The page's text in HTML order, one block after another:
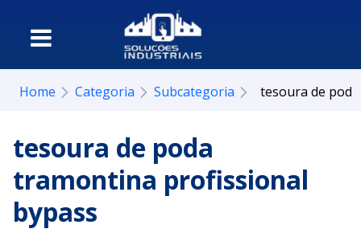
Home Categoria Subcategoria tesoura de
tesoura de poda
tramontina profissional
bypass